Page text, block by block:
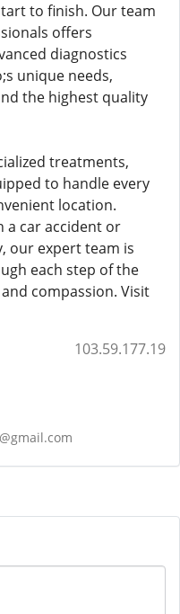
to finish. Our team
offers
diagnostics
unique needs,
the highest quality
treatments,
to handle every
location.
a car accident or
our expert team is
each step of the
compassion. Visit
103.59.177.19